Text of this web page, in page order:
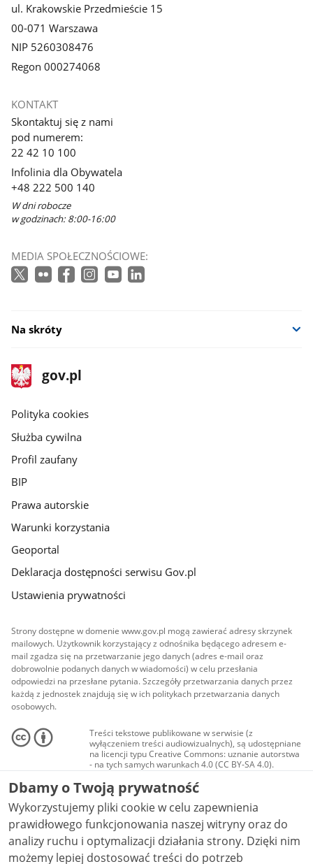
ul. Krakowskie Przedmieście 15
00-071 Warszawa
NIP 5260308476
Regon 000274068
KONTAKT
Skontaktuj się z nami
pod numerem:
22 42 10 100
Infolinia dla Obywatela
+48 222 500 140
W dni robocze
w godzinach: 8:00-16:00
MEDIA SPOŁECZNOŚCIOWE:
Na skróty
stopka
gov.pl
Strona
gov.pl
gov.pl
Polityka cookies
Służba cywilna
Profil zaufany
BIP
Prawa autorskie
Warunki korzystania
Geoportal
Deklaracja dostępności serwisu Gov.pl
Ustawienia prywatności
Strony dostępne w domenie www.gov.pl mogą zawierać adresy skrzynek
mailowych. Użytkownik korzystający z odnośnika będącego adresem e-
mail zgadza się na przetwarzanie jego danych (adres e-mail oraz
dobrowolnie podanych danych w wiadomości) w celu przesłania
odpowiedzi na przesłane pytania. Szczegóły przetwarzania danych przez
każdą z jednostek znajdują się w ich politykach przetwarzania danych
osobowych.
Treści tekstowe publikowane w serwisie (z
wyłączeniem treści audiowizualnych), są udostępniane
na licencji typu Creative Commons: uznanie autorstwa
- na tych samych warunkach 4.0 (CC BY-SA 4.0).
Materiały audiowizualne, w tym zdjęcia, materiały
audio i wideo, są udostępniane na licencji typu
Creative Commons: uznanie autorstwa użycie
niekomercyjne - bez utworów zależnych 4.0 (CC BY-
NC-ND 4.0), o ile nie jest to stwierdzone inaczej.
Dbamy o Twoją prywatność
Wykorzystujemy pliki cookie w celu zapewnienia
prawidłowego funkcjonowania naszej witryny oraz do
analizy ruchu i optymalizacji działania strony. Dzięki nim
możemy lepiej dostosować treści do potrzeb